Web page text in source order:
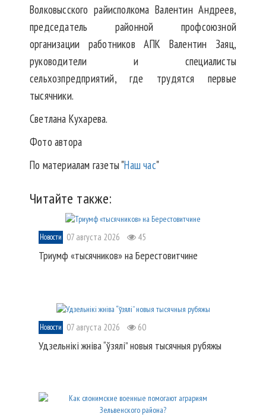
Волковысского райисполкома Валентин Андреев,
председатель районной профсоюзной
организации работников АПК Валентин Заяц,
руководители и специалисты
сельхозпредприятий, где трудятся первые
тысячники.
Светлана Кухарева.
Фото автора
По материалам газеты "Наш час"
Читайте также:
Новости 07 августа 2026 45
Триумф «тысячников» на Берестовитчине
Новости 07 августа 2026 60
Удзельнікі жніва “ўзялі” новыя тысячныя рубяжы